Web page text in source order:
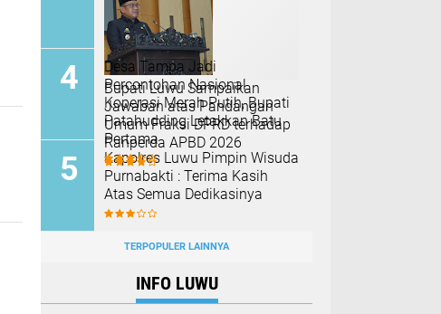
Bupati Luwu Sampaikan
Jawaban atas Pandangan
Umum Fraksi DPRD terhadap
Ranperda APBD 2026
Desa Tampa Jadi
Percontohan Nasional
Koperasi Merah Putih, Bupati
Patahudding Letakkan Batu
Pertama
Kapolres Luwu Pimpin Wisuda
Purnabakti : Terima Kasih
Atas Semua Dedikasinya
TERPOPULER LAINNYA
INFO LUWU